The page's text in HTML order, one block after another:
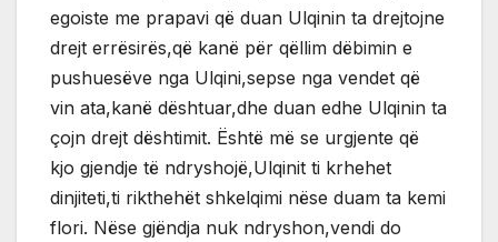
egoiste me prapavi që duan Ulqinin ta drejtojne
drejt errësirës,që kanë për qëllim dëbimin e
pushuesëve nga Ulqini,sepse nga vendet që
vin ata,kanë dështuar,dhe duan edhe Ulqinin ta
çojn drejt dështimit. Është më se urgjente që
kjo gjendje të ndryshojë,Ulqinit ti krhehet
dinjiteti,ti rikthehët shkelqimi nëse duam ta kemi
flori. Nëse gjëndja nuk ndryshon,vendi do